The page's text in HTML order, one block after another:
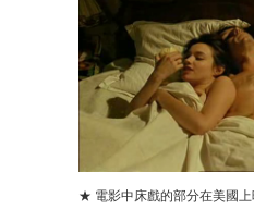
★ 電影中床戲的部分在美國上